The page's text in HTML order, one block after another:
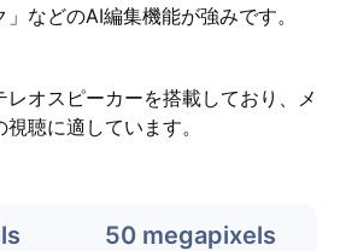
などのAI編集機能が強みです。
オスピーカーを搭載しており、メ
聴に適しています。
50 megapixels